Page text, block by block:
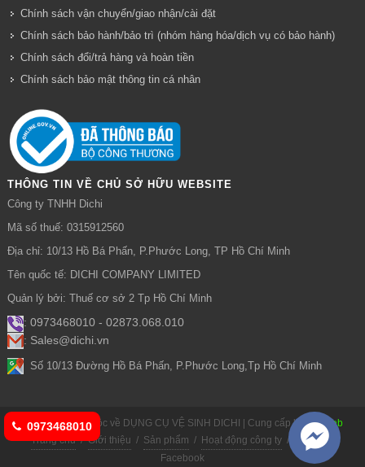
Chính sách vận chuyển/giao nhận/cài đặt
Chính sách bảo hành/bảo trì (nhóm hàng hóa/dịch vụ có bảo hành)
Chính sách đổi/trả hàng và hoàn tiền
Chính sách bảo mật thông tin cá nhân
THÔNG TIN VỀ CHỦ SỞ HỮU WEBSITE
Công ty TNHH Dichi
Mã số thuế: 0315912560
Địa chỉ: 10/13 Hồ Bá Phấn, P.Phước Long, TP Hồ Chí Minh
Tên quốc tế: DICHI COMPANY LIMITED
Quản lý bởi: Thuế cơ sở 2 Tp Hồ Chí Minh
: 0973468010 - 02873.068.010
: Sales@dichi.vn
: Số 10/13 Đường Hồ Bá Phấn, P.Phước Long,Tp Hồ Chí Minh
© Bản quyền thuộc về DỤNG CỤ VỆ SINH DICHI | Cung cấp bởiBizweb
Trang chủ / Giới thiệu / Sản phẩm / Hoạt động công ty / Liên hệ
Facebook
0973468010